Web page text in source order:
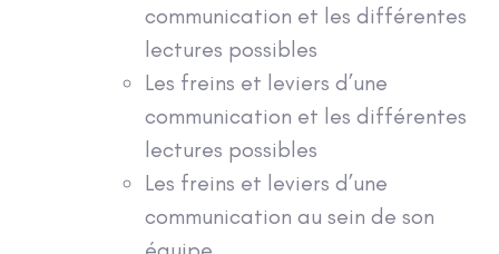
communication et les différentes
lectures possibles
Les freins et leviers d’une
communication et les différentes
lectures possibles
Les freins et leviers d’une
communication au sein de son